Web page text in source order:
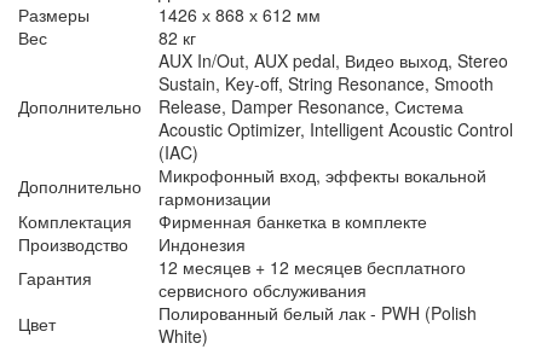
Размеры
1426 х 868 х 612 мм
Вес
82 кг
Дополнительно
AUX In/Out, AUX pedal, Видео выход, Stereo
Sustain, Key-off, String Resonance, Smooth
Release, Damper Resonance, Система
Acoustic Optimizer, Intelligent Acoustic Control
(IAC)
Дополнительно
Микрофонный вход, эффекты вокальной
гармонизации
Комплектация
Фирменная банкетка в комплекте
Производство
Индонезия
Гарантия
12 месяцев + 12 месяцев бесплатного
сервисного обслуживания
Цвет
Полированный белый лак - PWH (Polish
White)